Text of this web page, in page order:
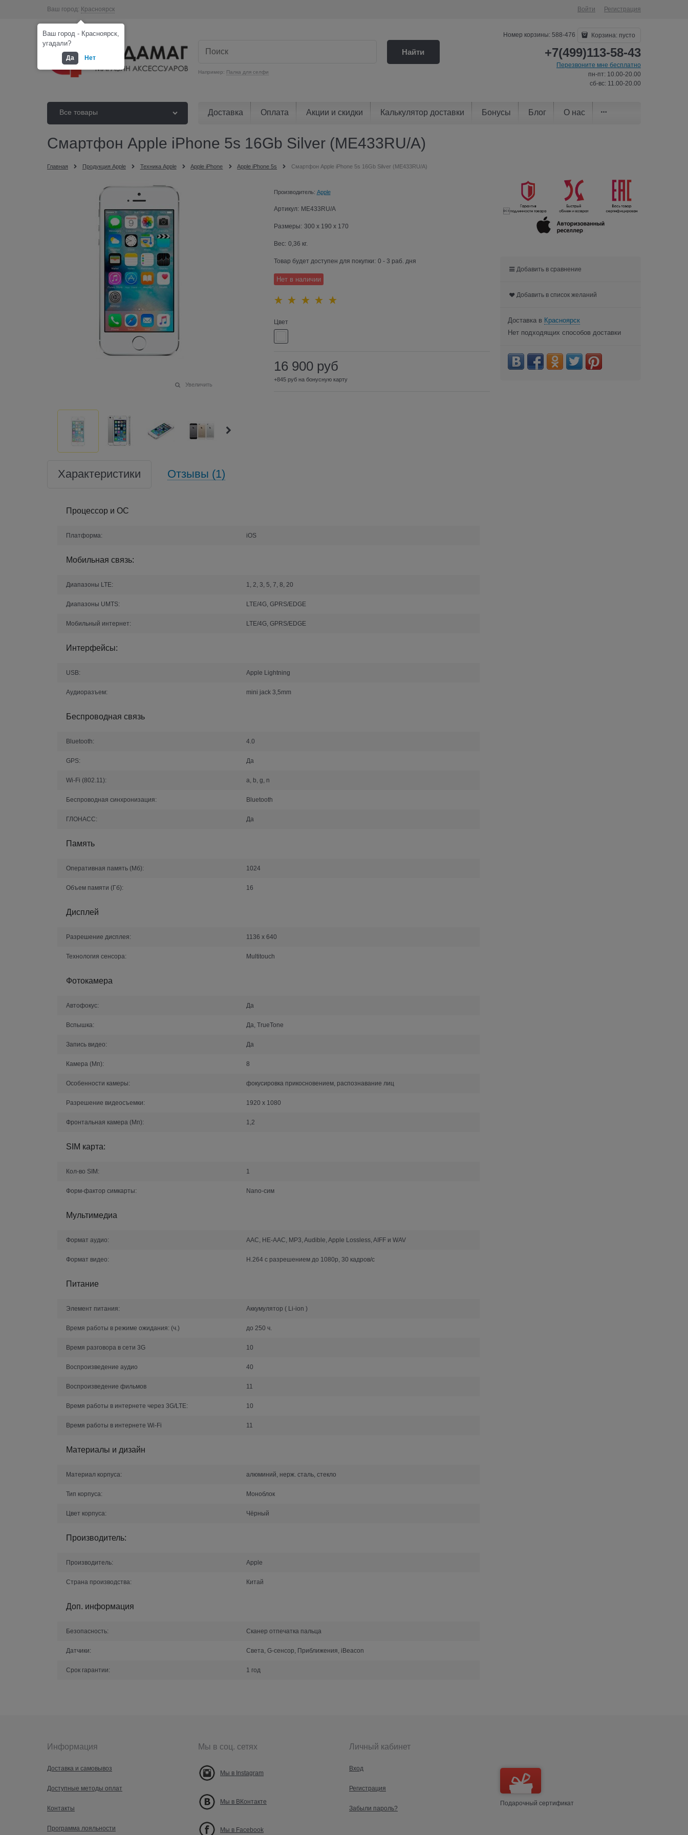
Ваш город: Красноярск Войти Регистрация
Например: Палка для селфи
Найти
Номер корзины: 588-476 Корзина: пусто
+7(499)113-58-43
Перезвоните мне бесплатно
пн-пт: 10.00-20.00
сб-вс: 11.00-20.00
Все товары Доставка Оплата Акции и скидки Калькулятор доставки Бонусы Блог О нас
Смартфон Apple iPhone 5s 16Gb Silver (ME433RU/A)
Главная Продукция Apple Техника Apple Apple iPhone Apple iPhone 5s Смартфон Apple iPhone 5s 16Gb Silver (ME433RU/A)
Увеличить
Производитель: Apple
Артикул: ME433RU/A
Размеры: 300 x 190 x 170
Вес: 0,36 кг.
Товар будет доступен для покупки: 0 - 3 раб. дня
Нет в наличии
Цвет
16 900 руб
+845 руб на бонусную карту
Характеристики Отзывы (1)
Процессор и ОС
Платформа: iOS
Мобильная связь:
Диапазоны LTE: 1, 2, 3, 5, 7, 8, 20
Диапазоны UMTS: LTE/4G, GPRS/EDGE
Мобильный интернет: LTE/4G, GPRS/EDGE
Интерфейсы:
USB: Apple Lightning
Аудиоразъем: mini jack 3,5mm
Беспроводная связь
Bluetooth: 4.0
GPS: Да
Wi-Fi (802.11): a, b, g, n
Беспроводная синхронизация: Bluetooth
ГЛОНАСС: Да
Память
Оперативная память (Мб): 1024
Объем памяти (Гб): 16
Дисплей
Разрешение дисплея: 1136 x 640
Технология сенсора: Multitouch
Фотокамера
Автофокус: Да
Вспышка: Да, TrueTone
Запись видео: Да
Камера (Мп): 8
Особенности камеры: фокусировка прикосновением, распознавание лиц
Разрешение видеосъемки: 1920 x 1080
Фронтальная камера (Мп): 1,2
SIM карта:
Кол-во SIM: 1
Форм-фактор симкарты: Nano-сим
Мультимедиа
Формат аудио: AAC, HE-AAC, MP3, Audible, Apple Lossless, AIFF и WAV
Формат видео: H.264 с разрешением до 1080p, 30 кадров/с
Питание
Элемент питания: Аккумулятор ( Li-ion )
Время работы в режиме ожидания: (ч.) до 250 ч.
Время разговора в сети 3G 10
Воспроизведение аудио 40
Воспроизведение фильмов 11
Время работы в интернете через 3G/LTE: 10
Время работы в интернете Wi-Fi 11
Материалы и дизайн
Материал корпуса: алюминий, нерж. сталь, стекло
Тип корпуса: Моноблок
Цвет корпуса: Чёрный
Производитель:
Производитель: Apple
Страна производства: Китай
Доп. информация
Безопасность: Сканер отпечатка пальца
Датчики: Света, G-сенсор, Приближения, iBeacon
Срок гарантии: 1 год

Добавить в сравнение
Добавить в список желаний
Доставка в Красноярск
Нет подходящих способов доставки
Информация
Доставка и самовывоз
Доступные методы оплат
Контакты
Программа лояльности
Мы в соц. сетях
Мы в Instagram
Мы в ВКонтакте
Мы в Facebook
Личный кабинет
Вход
Регистрация
Забыли пароль?
Подарочный сертификат
Ваш город - Красноярск,
угадали?
Да Нет